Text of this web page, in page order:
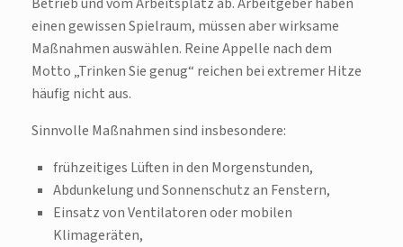
einen gewissen Spielraum, müssen aber wirksame
Maßnahmen auswählen. Reine Appelle nach dem
Motto „Trinken Sie genug“ reichen bei extremer Hitze
häufig nicht aus.
Sinnvolle Maßnahmen sind insbesondere:
frühzeitiges Lüften in den Morgenstunden,
Abdunkelung und Sonnenschutz an Fenstern,
Einsatz von Ventilatoren oder mobilen
Klimageräten,